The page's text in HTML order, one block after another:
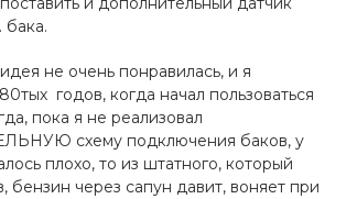
бака.
не очень понравилась, и я
годов, когда начал пользоваться
пока я не реализовал
схему подключения баков, у
плохо, то из штатного, который
бензин через сапун давит, воняет при